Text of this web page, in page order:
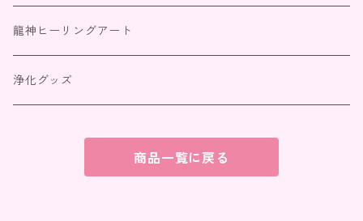
人間関係
金運・財運
【満月の祈り】特別パワーストーンブレスレット
統合（パートナーとの絆）
龍神ヒーリングアート
浄化グッズ
商品一覧に戻る